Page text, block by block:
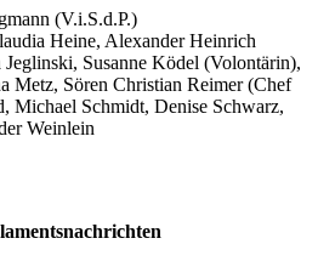
(V.i.S.d.P.)
Heine, Alexander Heinrich
Jeglinski, Susanne Ködel (Volontärin),
Metz, Sören Christian Reimer (Chef
Michael Schmidt, Denise Schwarz,
Weinlein